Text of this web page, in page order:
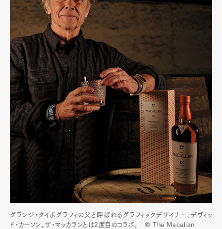
グランジ・タイポグラフィの父と呼ばれるグラフィックデザイナー、デヴィッ
ド・カーソン。ザ・マッカランとは2度目のコラボ。 © The Macallan